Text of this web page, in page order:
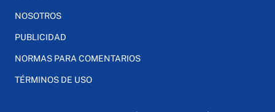
NOSOTROS
PUBLICIDAD
NORMAS PARA COMENTARIOS
TÉRMINOS DE USO